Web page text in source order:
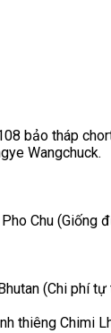
bảo tháp
Wangchuck.
Chu (Giống
(Chi phí tự
thiêng Chimi